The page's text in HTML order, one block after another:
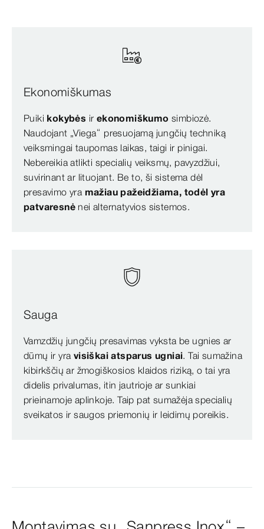
Ekonomiškumas
Puiki kokybės ir ekonomiškumo simbiozė.
Naudojant „Viega“ presuojamą jungčių techniką
veiksmingai taupomas laikas, taigi ir pinigai.
Nebereikia atlikti specialių veiksmų, pavyzdžiui,
suvirinant ar lituojant. Be to, ši sistema dėl
presavimo yra mažiau pažeidžiama, todėl yra
patvaresnė nei alternatyvios sistemos.
Sauga
Vamzdžių jungčių presavimas vyksta be ugnies ar
dūmų ir yra visiškai atsparus ugniai. Tai sumažina
kibirkščių ar žmogiškosios klaidos riziką, o tai yra
didelis privalumas, itin jautrioje ar sunkiai
prieinamoje aplinkoje. Taip pat sumažėja specialių
sveikatos ir saugos priemonių ir leidimų poreikis.